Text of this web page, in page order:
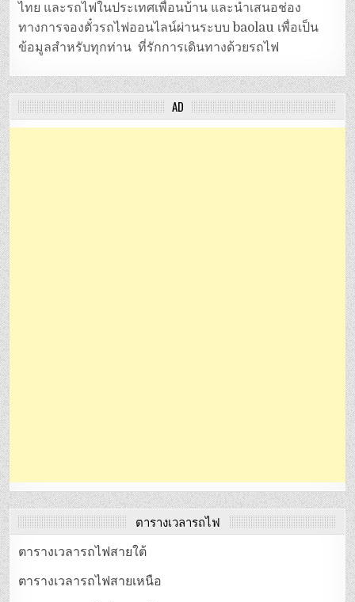
ไทย และรถไฟในประเทศเพื่อนบ้าน และนำเสนอช่อง
ทางการจองตั๋วรถไฟออนไลน์ผ่านระบบ baolau เพื่อเป็น
ข้อมูลสำหรับทุกท่าน ที่รักการเดินทางด้วยรถไฟ
AD
ตารางเวลารถไฟ
ตารางเวลารถไฟสายใต้
ตารางเวลารถไฟสายเหนือ